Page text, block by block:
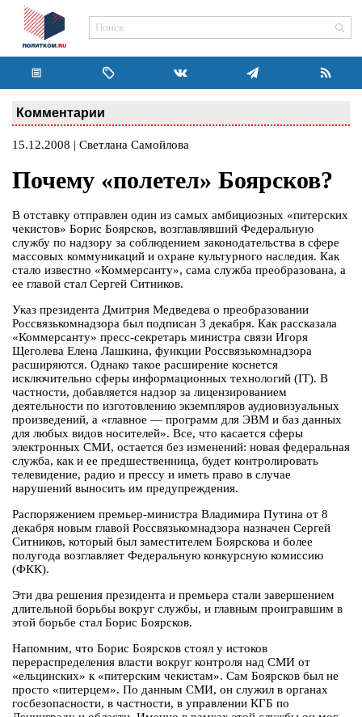
Комментарии
15.12.2008 | Светлана Самойлова
Почему «полетел» Боярсков?
В отставку отправлен один из самых амбициозных «питерских
чекистов» Борис Боярсков, возглавлявший Федеральную
службу по надзору за соблюдением законодательства в сфере
массовых коммуникаций и охране культурного наследия. Как
стало известно «Коммерсанту», сама служба преобразована, а
ее главой стал Сергей Ситников.
Указ президента Дмитрия Медведева о преобразовании
Россвязькомнадзора был подписан 3 декабря. Как рассказала
«Коммерсанту» пресс-секретарь министра связи Игоря
Щеголева Елена Лашкина, функции Россвязькомнадзора
расширяются. Однако такое расширение коснется
исключительно сферы информационных технологий (IT). В
частности, добавляется надзор за лицензированием
деятельности по изготовлению экземпляров аудиовизуальных
произведений, а «главное — программ для ЭВМ и баз данных
для любых видов носителей». Все, что касается сферы
электронных СМИ, остается без изменений: новая федеральная
служба, как и ее предшественница, будет контролировать
телевидение, радио и прессу и иметь право в случае
нарушений выносить им предупреждения.
Распоряжением премьер-министра Владимира Путина от 8
декабря новым главой Россвязькомнадзора назначен Сергей
Ситников, который был заместителем Боярскова и более
полугода возглавляет Федеральную конкурсную комиссию
(ФКК).
Эти два решения президента и премьера стали завершением
длительной борьбы вокруг службы, и главным проигравшим в
этой борьбе стал Борис Боярсков.
Напомним, что Борис Боярсков стоял у истоков
перераспределения власти вокруг контроля над СМИ от
«ельцинских» к «питерским чекистам». Сам Боярсков был не
просто «питерцем». По данным СМИ, он служил в органах
госбезопасности, в частности, в управлении КГБ по